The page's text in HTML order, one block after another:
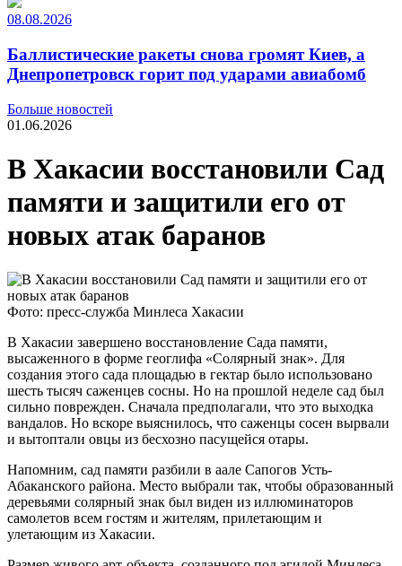
08.08.2026
Баллистические ракеты снова громят Киев, а
Днепропетровск горит под ударами авиабомб
Больше новостей
01.06.2026
В Хакасии восстановили Сад
памяти и защитили его от
новых атак баранов
Фото: пресс-служба Минлеса Хакасии
В Хакасии завершено восстановление Сада памяти,
высаженного в форме геоглифа «Солярный знак». Для
создания этого сада площадью в гектар было использовано
шесть тысяч саженцев сосны. Но на прошлой неделе сад был
сильно поврежден. Сначала предполагали, что это выходка
вандалов. Но вскоре выяснилось, что саженцы сосен вырвали
и вытоптали овцы из бесхозно пасущейся отары.
Напомним, сад памяти разбили в аале Сапогов Усть-
Абаканского района. Место выбрали так, чтобы образованный
деревьями солярный знак был виден из иллюминаторов
самолетов всем гостям и жителям, прилетающим и
улетающим из Хакасии.